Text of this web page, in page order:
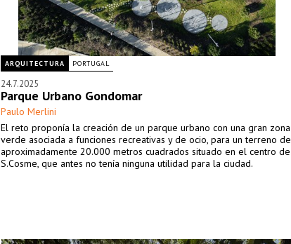
ARQUITECTURA PORTUGAL
24.7.2025
Parque Urbano Gondomar
Paulo Merlini
El reto proponía la creación de un parque urbano con una gran zona
verde asociada a funciones recreativas y de ocio, para un terreno de
aproximadamente 20.000 metros cuadrados situado en el centro de
S.Cosme, que antes no tenía ninguna utilidad para la ciudad.